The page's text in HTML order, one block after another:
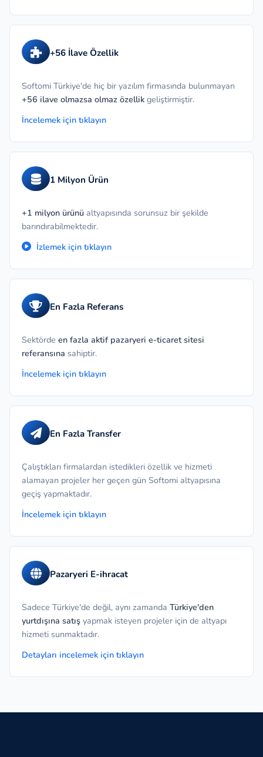
+56 İlave Özellik
Softomi Türkiye'de hiç bir yazılım firmasında bulunmayan
+56 ilave olmazsa olmaz özellik geliştirmiştir.
İncelemek için tıklayın
1 Milyon Ürün
+1 milyon ürünü altyapısında sorunsuz bir şekilde
barındırabilmektedir.
İzlemek için tıklayın
En Fazla Referans
Sektörde en fazla aktif pazaryeri e-ticaret sitesi
referansına sahiptir.
İncelemek için tıklayın
En Fazla Transfer
Çalıştıkları firmalardan istedikleri özellik ve hizmeti
alamayan projeler her geçen gün Softomi altyapısına
geçiş yapmaktadır.
İncelemek için tıklayın
Pazaryeri E-ihracat
Sadece Türkiye'de değil, aynı zamanda Türkiye'den
yurtdışına satış yapmak isteyen projeler için de altyapı
hizmeti sunmaktadır.
Detayları incelemek için tıklayın